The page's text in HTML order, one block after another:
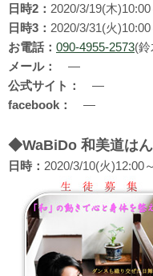
日時2： 2020/3/19(木
日時3： 2020/3/31(火
お電話： 090-4955-2573(鈴
メール：
―
公式サイト：
―
facebook：
―
◆WaBiDo 和美道は
日時： 2020/3/10(火)12:00